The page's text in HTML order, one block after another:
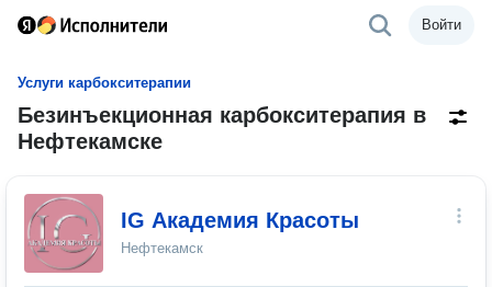
Войти
Услуги карбокситерапии
Безинъекционная карбокситерапия в
Нефтекамске
IG Академия Красоты
Нефтекамск